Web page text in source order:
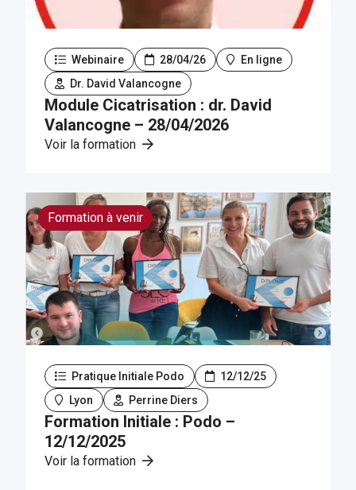
Webinaire 28/04/26
En ligne
Dr. David Valancogne
Module Cicatrisation : dr. David
Valancogne – 28/04/2026
Voir la formation
Formation à venir
Pratique Initiale Podo
12/12/25
Lyon
Perrine Diers
Formation Initiale : Podo –
12/12/2025
Voir la formation